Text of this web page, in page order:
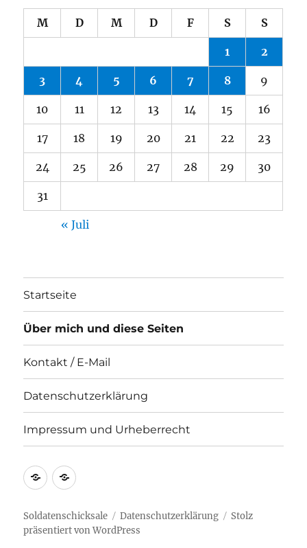
M D M D F S S
1 2
3 4 5 6 7 8 9
10 11 12 13 14 15 16
17 18 19 20 21 22 23
24 25 26 27 28 29 30
31
« Juli
Startseite
Über mich und diese Seiten
Kontakt / E-Mail
Datenschutzerklärung
Impressum und Urheberrecht
Kontakt
E-
Mail
Impressum
Urheberrecht
Soldatenschicksale Datenschutzerklärung
Stolz
präsentiert von WordPress